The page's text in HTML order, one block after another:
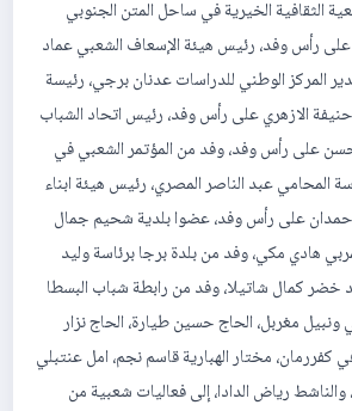
الثقافية الخيرية في ساحل المتن الجنوبي
رأس وفد، رئيس هيئة الإسعاف الشعبي عماد
المركز الوطني للدراسات عدنان برجي، رئيسة
حنيفة الازهري على رأس وفد، رئيس اتحاد الشباب
على رأس وفد، وفد من المؤتمر الشعبي في
المحامي عبد الناصر المصري، رئيس هيئة ابناء
حمدان على رأس وفد، عضوا بلدية شحيم جمال
هادي مكي، وفد من بلدة برجا برئاسة وليد
كمال شاتيلا، وفد من رابطة شباب البسطا
مغربل، الحاج حسين طيارة، الحاج نزار
كفررمان، مختار الهبارية قاسم نجم، امل عنتبلي
رياض الدادا، إلى فعاليات شعبية من